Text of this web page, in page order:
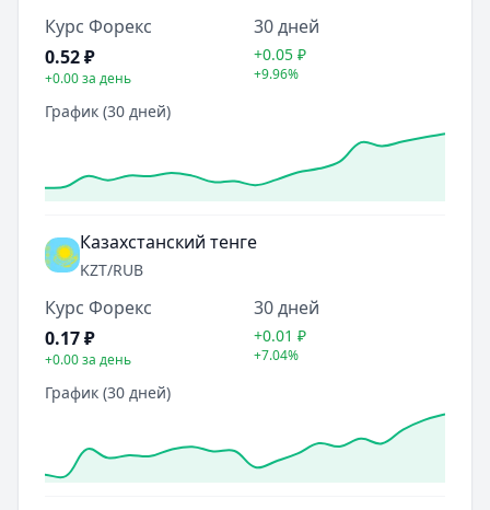
Курс Форекс
0.52₽
+0.00за день
30 дней
+0.05 ₽
+9.96%
График (30 дней)
Казахстанский тенге
KZT/RUB
Курс Форекс
0.17₽
+0.00за день
30 дней
+0.01 ₽
+7.04%
График (30 дней)